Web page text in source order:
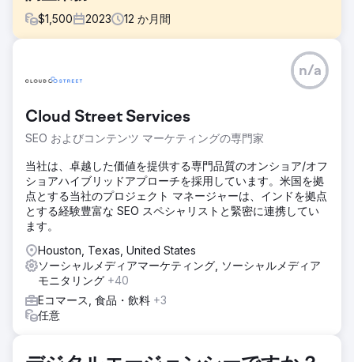
$1,500 2023 12 か月間
口コミマーケティングと紹介は新しいビジネスを呼び込むた
めにうまく機能していましたが、Survey Works の拡大には
のレビューを持っているベテランの競合他社が数社ありまし
た。
ソリューション
ウェブサイトは WordPress で再構築され、コンテンツ、ロ
ケーション ページ、コンバージョン要素が最適化されまし
た。私たちは継続的なリンク構築プログラムを開始し、その
結果、地図とオーガニック検索で圧倒的なランキングが得ら
れました。
結果
マップからの可視性の向上とオーガニック ランキングの改善
により、1 年間で収益が 700% 増加しました。
Cloud Street Services
SEO およびコンテンツ マーケティングの専門家
n/a
当社は、卓越した価値を提供する専門品質のオンショア/オフ
ショアハイブリッドアプローチを採用しています。米国を拠
点とする当社のプロジェクト マネージャーは、インドを拠点
とする経験豊富な SEO スペシャリストと緊密に連携してい
ます。
Houston, Texas, United States
ソーシャルメディアマーケティング, ソーシャルメディア
モニタリング +40
Eコマース, 食品・飲料 +3
任意